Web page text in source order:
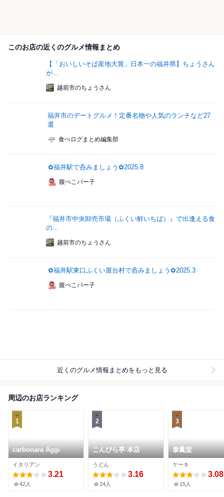
このお店の近くのグルメ情報まとめ
【「おいしいそば産地大賞」日本一の福井県】ちょうさん
が...
越前市のちょうさん
福井市のデートグルメ！定番名物や人気のランチなど27
選
食べログまとめ編集部
✿福井駅で呑みましょう✿2025.8
腹ぺこパー子
『福井市中央卸売市場（ふくい鮮いちば）』で出逢える食
の...
越前市のちょうさん
✿福井駅東口ふくい屋台村で呑みましょう✿2025.3
腹ぺこパー子
近くのグルメ情報まとめをもっと見る
周辺のお店ランキング
1
carbonara Aggi
イタリアン
3.21
42人
2
こんぴら亭 本店
うどん
3.16
24人
3
泰鳳堂
ケーキ
3.08
15人